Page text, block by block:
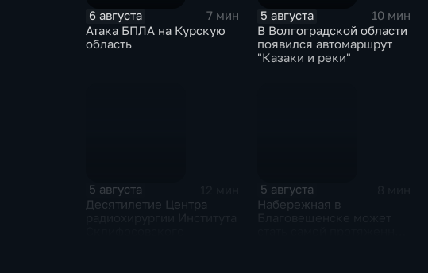
6 августа
7 мин
Атака БПЛА на Курскую
область
5 августа
10 мин
В Волгоградской области
появился автомаршрут
"Казаки и реки"
5 августа
Десятилетие Центра
5 августа
Набережная в